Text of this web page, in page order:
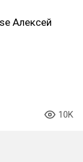
Алексей
10K